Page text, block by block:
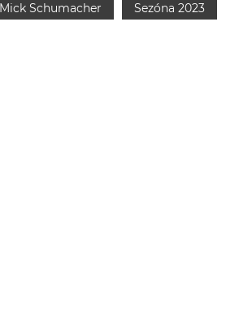
Mick Schumacher Sezóna 2023